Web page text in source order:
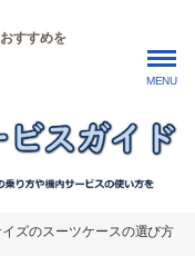
すすめを
MENU
ズのスーツケースの選び方